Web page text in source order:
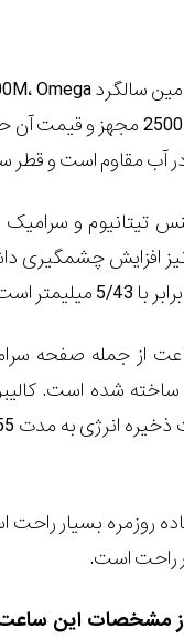
ساعت از 41 میلیمتر به 42 میلیمتر
تیتانیوم و
است.
از جمله صفحه
شده است.
روزمره بسیار
راحت است.
مشخصات این ساعت